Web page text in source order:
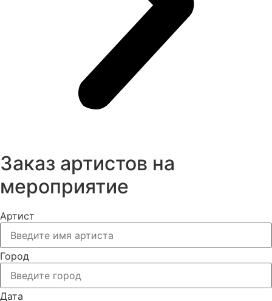
Заказ артистов на
мероприятие
Артист
Город
Дата